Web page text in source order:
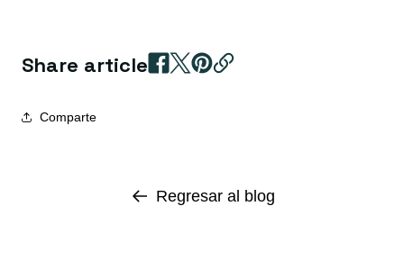
Share article
Comparte
Regresar al blog